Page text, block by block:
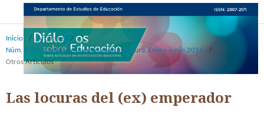
Inicio / Archivos
/
Núm. 8 (5): Sujetos de la educación y cultura. Enero-junio 2014
/
Otros Articulos
Las locuras del (ex) emperador